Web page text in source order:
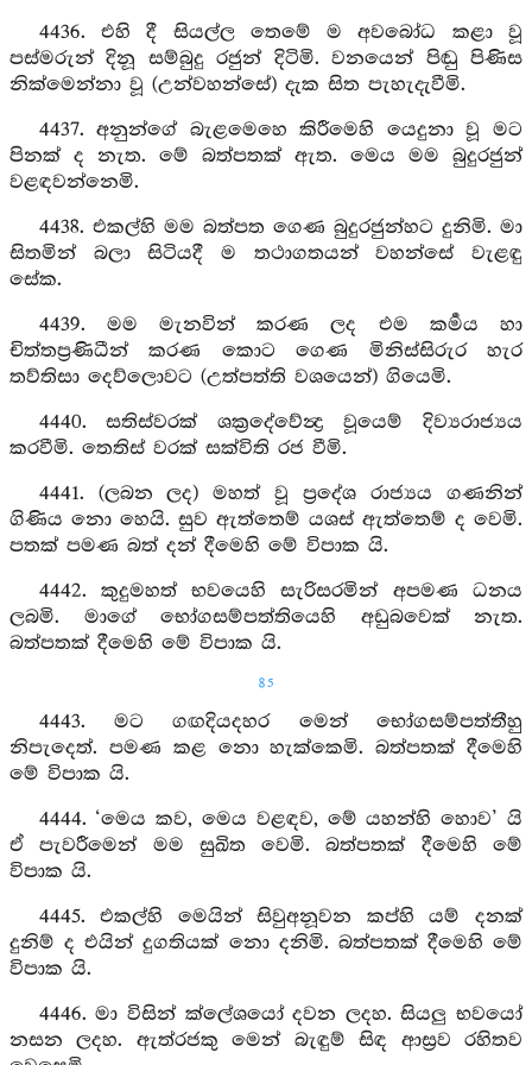
4436. එහි දී සියල්ල තෙමේ ම අවබෝධ කළා වූ
පස්මරුන් දිනූ සම්බුදු රජුන් දිටිමි. වනයෙන් පිඬු පිණිස
නික්මෙන්නා වූ (උන්වහන්සේ) දැක සිත පැහැදැවීමි.
4437. අනුන්ගේ බැළමෙහෙ කිරීමෙහි යෙදුනා වූ මට
පිනක් ද නැත. මේ බත්පතක් ඇත. මෙය මම බුදුරජුන්
වළඳවන්නෙමි.
4438. එකල්හි මම බත්පත ගෙණ බුදුරජුන්හට දුනිමි. මා
සිතමින් බලා සිටියදී ම තථාගතයන් වහන්සේ වැළඳු
සේක.
4439. මම මැනවින් කරණ ලද එම කර්‍මය හා
චිත්තප්‍රණිධීන් කරණ කොට ගෙණ මිනිස්සිරුර හැර
තව්තිසා දෙව්ලොවට (උත්පත්ති වශයෙන්) ගියෙමි.
4440. සතිස්වරක් ශක්‍රදේවේන්‍ද්‍ර වූයෙම් දිව්‍යරාජ්‍යය
කරවීමි. තෙතිස් වරක් සක්විති රජ වීමි.
4441. (ලබන ලද) මහත් වූ ප්‍රදේශ රාජ්‍යය ගණනින්
ගිණිය නො හෙයි. සුව ඇත්තෙම් යශස් ඇත්තෙම් ද වෙමි.
පතක් පමණ බත් දන් දීමෙහි මේ විපාක යි.
4442. කුදුමහත් භවයෙහි සැරිසරමින් අපමණ ධනය
ලබමි. මාගේ භෝගසම්පත්තියෙහි අඩුබවෙක් නැත.
බත්පතක් දීමෙහි මේ විපාක යි.
85
4443. මට ගඟදියදහර මෙන් භෝගසම්පත්තීහු
නිපැදෙත්. පමණ කළ නො හැක්කෙමි. බත්පතක් දීමෙහි
මේ විපාක යි.
4444. ‘මෙය කව, මෙය වළඳව, මේ යහන්හි හොව’ යි
ඒ පැවරීමෙන් මම සුඛිත වෙමි. බත්පතක් දීමෙහි මේ
විපාක යි.
4445. එකල්හි මෙයින් සිවුඅනූවන කප්හි යම් දනක්
දුනිම් ද එයින් දුගතියක් නො දනිමි. බත්පතක් දීමෙහි මේ
විපාක යි.
4446. මා විසින් ක්ලේශයෝ දවන ලදහ. සියලු භවයෝ
නසන ලදහ. ඇත්රජකු මෙන් බැඳුම් සිඳ ආස්‍රව රහිතව